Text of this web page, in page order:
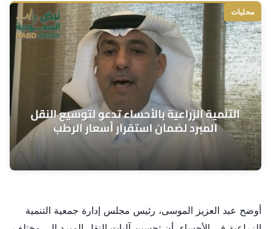
محليات
أوضح عبد العزيز الموسى، رئيس مجلس إدارة جمعية التنمية